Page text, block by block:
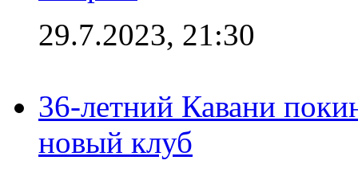
29.7.2023, 21:30
36-летний Кавани
новый клуб